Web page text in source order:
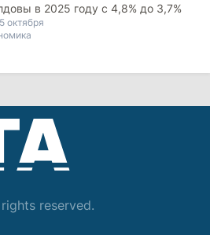
в 2025 году с 4,8% до 3,7%
октября
reserved.